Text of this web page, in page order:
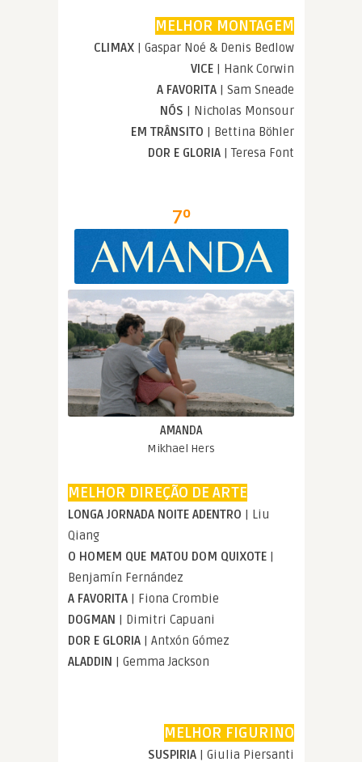
MELHOR MONTAGEM
CLIMAX | Gaspar Noé & Denis Bedlow
VICE | Hank Corwin
A FAVORITA | Sam Sneade
NÓS | Nicholas Monsour
EM TRÂNSITO | Bettina Böhler
DOR E GLORIA | Teresa Font
7º
AMANDA
Mikhael Hers
MELHOR DIREÇÃO DE ARTE
LONGA JORNADA NOITE ADENTRO | Liu
Qiang
O HOMEM QUE MATOU DOM QUIXOTE |
Benjamín Fernández
A FAVORITA | Fiona Crombie
DOGMAN | Dimitri Capuani
DOR E GLORIA | Antxón Gómez
ALADDIN | Gemma Jackson
MELHOR FIGURINO
SUSPIRIA | Giulia Piersanti